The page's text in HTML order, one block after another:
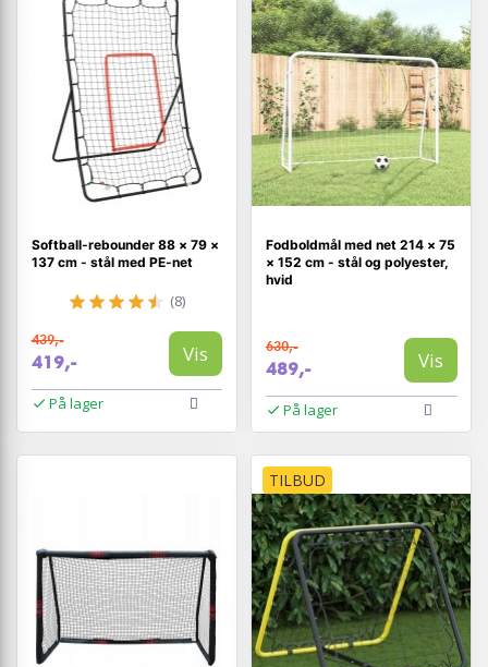
Softball-rebounder 88 × 79 ×
137 cm - stål med PE-net
(8)
439,-
419,- Vis
På lager
Fodboldmål med net 214 × 75
× 152 cm - stål og polyester,
hvid
630,-
489,- Vis
På lager
TILBUD